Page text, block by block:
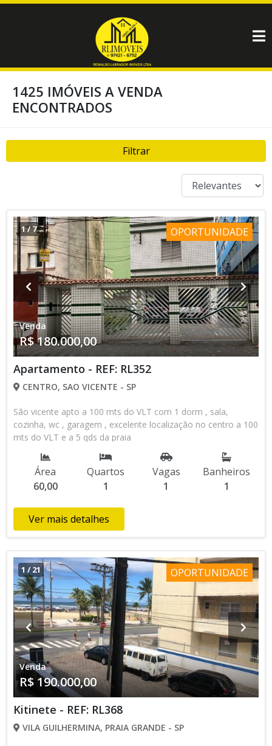
1425 IMÓVEIS A VENDA
ENCONTRADOS
Filtrar
1/7 OPORTUNIDADE
Venda
R$ 180.000,00
Apartamento - REF: RL352
CENTRO, SAO VICENTE - SP
São vicente apto a 100 mts do VLT com 1 dorm , sala,
cozinha, wc , garagem , excelente localização no centro a 100
mts do VLT e a 5 qds da praia
Área
60,00
Quartos
1
Vagas
1
Banheiros
1
Ver mais detalhes
1 /21 OPORTUNIDADE
Venda
R$ 190.000,00
Kitinete - REF: RL368
VILA GUILHERMINA, PRAIA GRANDE - SP